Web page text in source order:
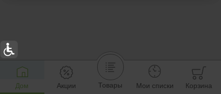
Дом Акции Товары Мои списки Корзина